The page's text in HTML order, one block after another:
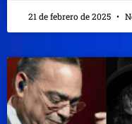
21 de febrero de 2025